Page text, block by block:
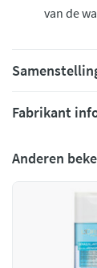
van de
Fabrikant
Anderen